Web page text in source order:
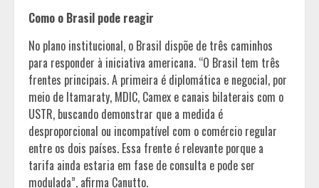
Como o Brasil pode reagir
No plano institucional, o Brasil dispõe de três caminhos
para responder à iniciativa americana. “O Brasil tem três
frentes principais. A primeira é diplomática e negocial, por
meio de Itamaraty, MDIC, Camex e canais bilaterais com o
USTR, buscando demonstrar que a medida é
desproporcional ou incompatível com o comércio regular
entre os dois países. Essa frente é relevante porque a
tarifa ainda estaria em fase de consulta e pode ser
modulada”, afirma Canutto.